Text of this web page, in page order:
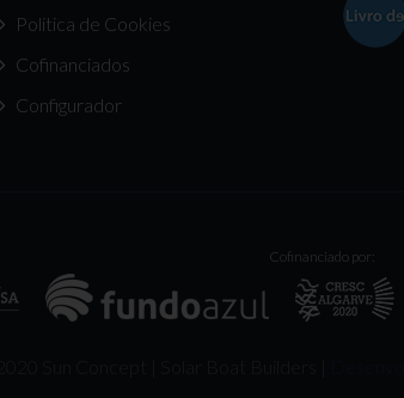
Politica de Cookies
Cofinanciados
Configurador
Cofinanciado por: